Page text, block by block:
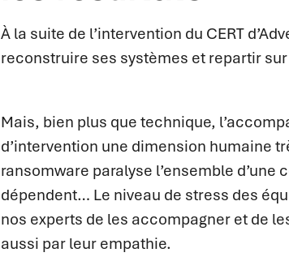
À la suite de l’intervention du CERT
reconstruire ses systèmes et repartir
Mais, bien plus que technique,
d’intervention une dimension humaine
ransomware paralyse l’ensemble
dépendent… Le niveau de stress des
nos experts de les accompagner et de
aussi par leur empathie.